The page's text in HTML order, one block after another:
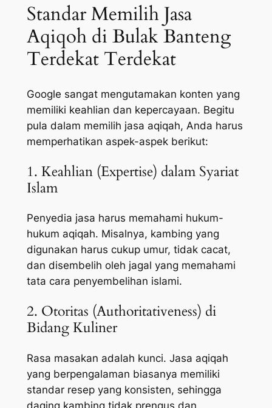
Standar Memilih Jasa
Aqiqoh di Bulak Banteng
Terdekat Terdekat
Google sangat mengutamakan konten yang
memiliki keahlian dan kepercayaan. Begitu
pula dalam memilih jasa aqiqah, Anda harus
memperhatikan aspek-aspek berikut:
1. Keahlian (Expertise) dalam Syariat
Islam
Penyedia jasa harus memahami hukum-
hukum aqiqah. Misalnya, kambing yang
digunakan harus cukup umur, tidak cacat,
dan disembelih oleh jagal yang memahami
tata cara penyembelihan islami.
2. Otoritas (Authoritativeness) di
Bidang Kuliner
Rasa masakan adalah kunci. Jasa aqiqah
yang berpengalaman biasanya memiliki
standar resep yang konsisten, sehingga
daging kambing tidak prengus dan